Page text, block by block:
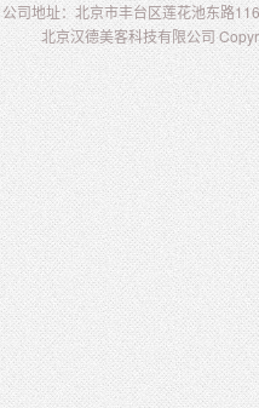
公司地址：北京市丰台区莲花池东路
北京汉德美客科技有限公司